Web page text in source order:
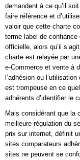
demandent à ce qu’il
faire référence et
valoir que cette charte
terme label de
officielle, alors qu’il
charte est relayée par
e-Commerce et vente à
l’adhésion ou
est trompeuse en ce
adhérents d’identifier le
Mais considérant que la
meilleure régulation du
prix sur internet, définit
sites comparateurs
sites ne peuvent se